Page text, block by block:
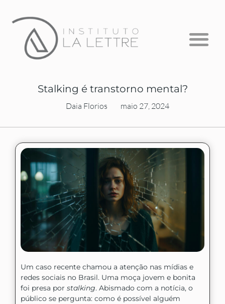
Stalking é transtorno mental?
Daia Florios maio 27, 2024
Um caso recente chamou a atenção nas mídias e
redes sociais no Brasil. Uma moça jovem e bonita
foi presa por stalking. Abismado com a notícia, o
público se pergunta: como é possível alguém